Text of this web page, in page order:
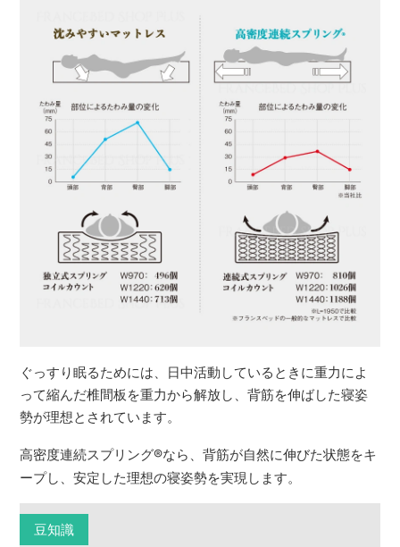
ぐっすり眠るためには、日中活動しているときに重力によ
って縮んだ椎間板を重力から解放し、背筋を伸ばした寝姿
勢が理想とされています。
高密度連続スプリング®なら、背筋が自然に伸びた状態をキ
ープし、安定した理想の寝姿勢を実現します。
豆知識